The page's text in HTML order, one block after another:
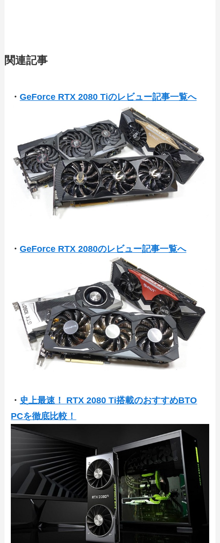
関連記事
・GeForce RTX 2080 Tiのレビュー記事一覧へ
・GeForce RTX 2080のレビュー記事一覧へ
・ 史上最速！ RTX 2080 Ti搭載のおすすめBTO
PCを徹底比較！